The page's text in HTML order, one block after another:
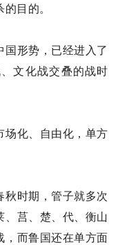
目的。
形势，已经进入了
文化战交叠的战时
场化、自由化，单方
时期，管子就多次
莒、楚、代、衡山
，而鲁国还在单方面